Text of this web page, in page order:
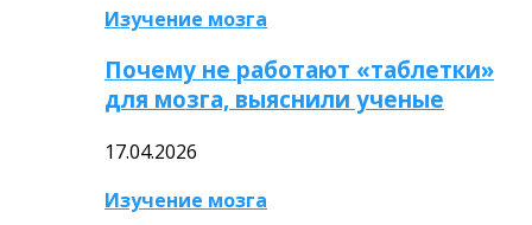
Изучение мозга
Почему не работают «таблетки»
для мозга, выяснили ученые
17.04.2026
Изучение мозга